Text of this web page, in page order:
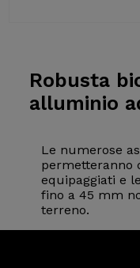
Robusta
alluminio
Le numerose
permetteranno
equipaggiati e
fino a 45 mm
terreno.